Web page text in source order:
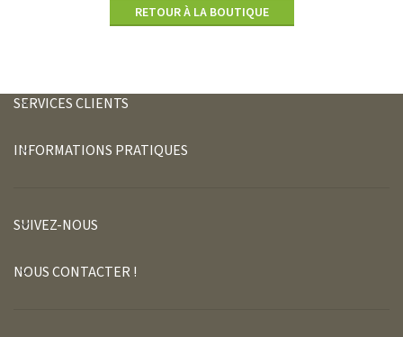
RETOUR À LA BOUTIQUE
SERVICES CLIENTS
INFORMATIONS PRATIQUES
SUIVEZ-NOUS
NOUS CONTACTER !